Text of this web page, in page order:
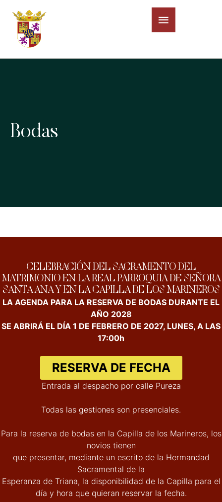
Bodas
CELEBRACIÓN DEL SACRAMENTO DEL
MATRIMONIO EN LA REAL PARROQUIA DE SEÑORA
SANTA ANA Y EN LA CAPILLA DE LOS MARINEROS
LA AGENDA PARA LA RESERVA DE BODAS DURANTE EL
AÑO 2028
SE ABRIRÁ EL DÍA 1 DE FEBRERO DE 2027, LUNES, A LAS
17:00h
RESERVA DE FECHA
Entrada al despacho por calle Pureza
Todas las gestiones son presenciales.
Para la reserva de bodas en la Capilla de los Marineros, los
novios tienen
que presentar, mediante un escrito de la Hermandad
Sacramental de la
Esperanza de Triana, la disponibilidad de la Capilla para el
día y hora que quieran reservar la fecha.